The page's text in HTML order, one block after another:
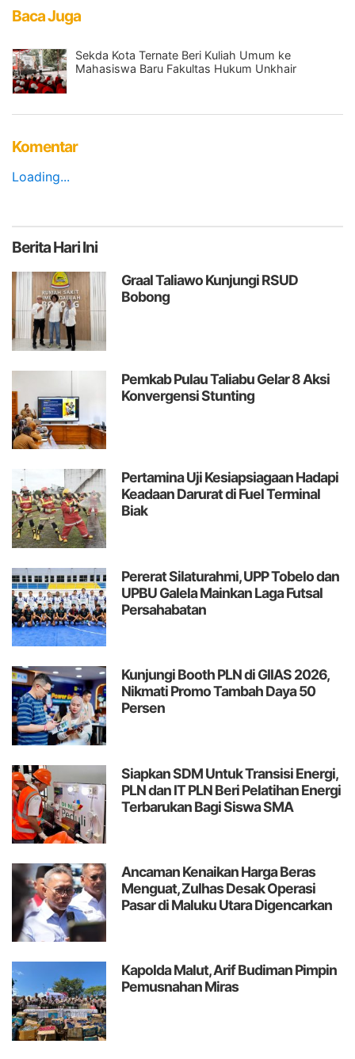
Baca Juga
Sekda Kota Ternate Beri Kuliah Umum ke
Mahasiswa Baru Fakultas Hukum Unkhair
Komentar
Loading...
BeritaHari Ini
Graal Taliawo Kunjungi RSUD
Bobong
Pemkab Pulau Taliabu Gelar 8 Aksi
Konvergensi Stunting
Pertamina Uji Kesiapsiagaan Hadapi
Keadaan Darurat di Fuel Terminal
Biak
Pererat Silaturahmi, UPP Tobelo dan
UPBU Galela Mainkan Laga Futsal
Persahabatan
Kunjungi Booth PLN di GIIAS 2026,
Nikmati Promo Tambah Daya 50
Persen
Siapkan SDM Untuk Transisi Energi,
PLN dan IT PLN Beri Pelatihan Energi
Terbarukan Bagi Siswa SMA
Ancaman Kenaikan Harga Beras
Menguat, Zulhas Desak Operasi
Pasar di Maluku Utara Digencarkan
Kapolda Malut, Arif Budiman Pimpin
Pemusnahan Miras